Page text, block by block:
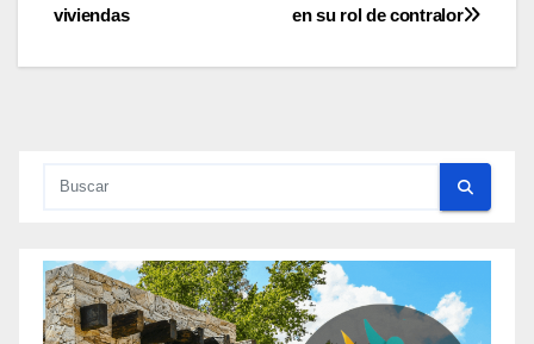
entradas
en su rol de contralor
viviendas